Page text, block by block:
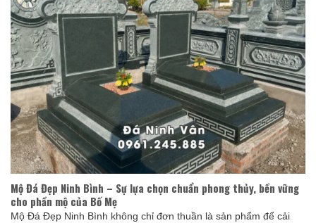
Mộ Đá Đẹp Ninh Bình – Sự lựa chọn chuẩn phong thủy, bền vững
cho phần mộ của Bố Mẹ
Mộ Đá Đẹp Ninh Bình không chỉ đơn thuần là sản phẩm để cải